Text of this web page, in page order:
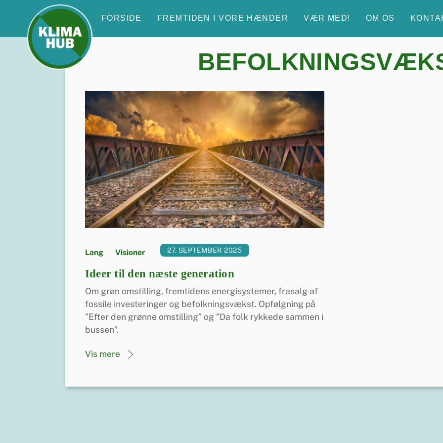
content
FORSIDE FREMTIDEN I VORE HÆNDER VÆR MED! OM OS
27. SEPTEMBER 2025
Ideer til den næste generation
Lang Visioner
Om grøn omstilling, fremtidens energisystemer, frasalg af
fossile investeringer og befolkningsvækst. Opfølgning på
”Efter den grønne omstilling” og ”Da folk rykkede sammen i
bussen”.
Vis mere